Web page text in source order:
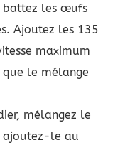
battez les œufs
Ajoutez les 135
maximum
le mélange
mélangez le
ajoutez-le au